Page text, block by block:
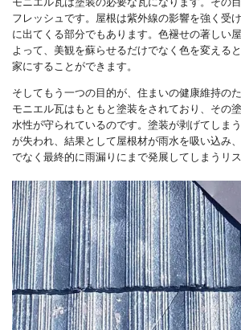
フレッシュです。屋根は紫外線の影響を強く受
に出てくる部分でもあります。色褪せの著しい
よって、美観を蘇らせるだけでなく色を変える
家にすることができます。
そしてもう一つの目的が、住まいの健康維持の
モニエル瓦はもともと塗装をされており、その
水性が守られているのです。塗装が剥げてしま
が失われ、結果として屋根材が雨水を吸い込み
でなく最終的に雨漏りにまで発展してしまうリス